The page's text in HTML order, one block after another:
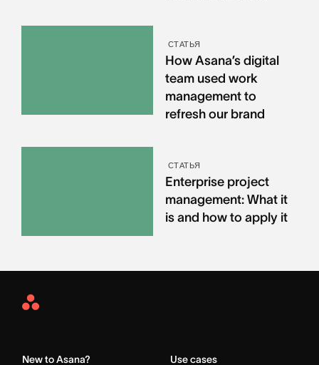
СТАТЬЯ
How Asana’s digital
team used work
management to
refresh our brand
СТАТЬЯ
Enterprise project
management: What it
is and how to apply it
Asana
New to Asana? Use cases